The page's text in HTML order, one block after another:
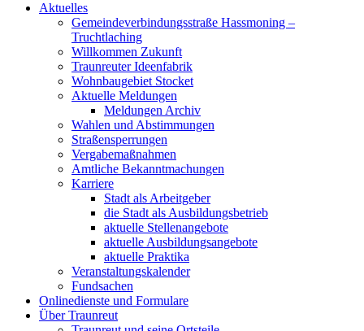
Aktuelles
Gemeindeverbindungsstraße Hassmoning –
Truchtlaching
Willkommen Zukunft
Traunreuter Ideenfabrik
Wohnbaugebiet Stocket
Aktuelle Meldungen
Meldungen Archiv
Wahlen und Abstimmungen
Straßensperrungen
Vergabemaßnahmen
Amtliche Bekanntmachungen
Karriere
Stadt als Arbeitgeber
die Stadt als Ausbildungsbetrieb
aktuelle Stellenangebote
aktuelle Ausbildungsangebote
aktuelle Praktika
Veranstaltungskalender
Fundsachen
Onlinedienste und Formulare
Über Traunreut